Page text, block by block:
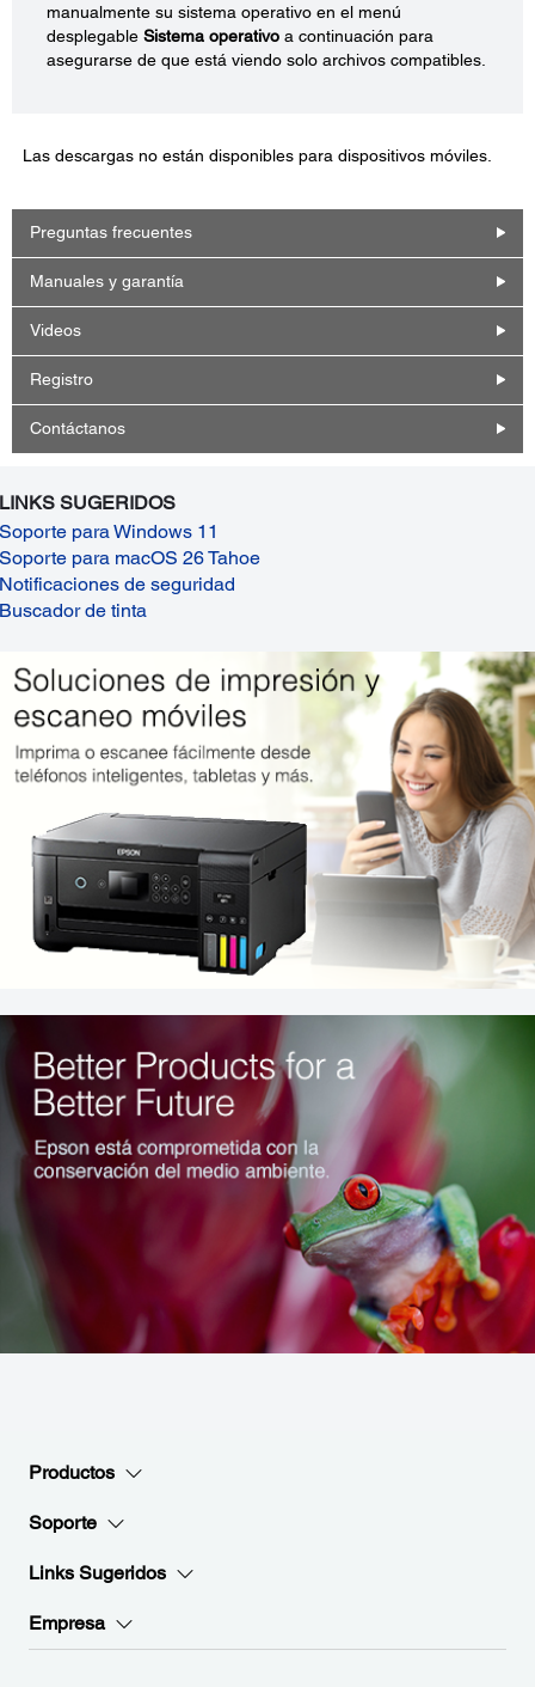
manualmente su sistema operativo en el menú
desplegable Sistema operativo a continuación para
asegurarse de que está viendo solo archivos compatibles.
Las descargas no están disponibles para dispositivos móviles.
Preguntas frecuentes
Manuales y garantía
Videos
Registro
Contáctanos
LINKS SUGERIDOS
Soporte para Windows 11
Soporte para macOS 26 Tahoe
Notificaciones de seguridad
Buscador de tinta
Productos
Soporte
Links Sugeridos
Empresa